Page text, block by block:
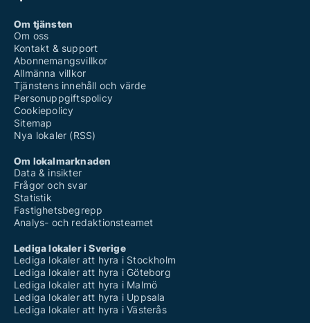
Om tjänsten
Om oss
Kontakt & support
Abonnemangsvillkor
Allmänna villkor
Tjänstens innehåll och värde
Personuppgiftspolicy
Cookiepolicy
Sitemap
Nya lokaler (RSS)
Om lokalmarknaden
Data & insikter
Frågor och svar
Statistik
Fastighetsbegrepp
Analys- och redaktionsteamet
Lediga lokaler i Sverige
Lediga lokaler att hyra i Stockholm
Lediga lokaler att hyra i Göteborg
Lediga lokaler att hyra i Malmö
Lediga lokaler att hyra i Uppsala
Lediga lokaler att hyra i Västerås